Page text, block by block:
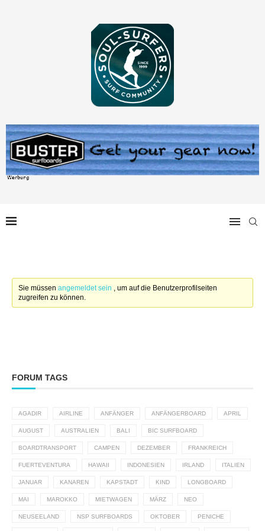
Sie müssenangemeldet sein , um auf die Benutzerprofilseiten
zugreifen zu können.
FORUM TAGS
AGADIR AIRLINE ANFÄNGER ANFÄNGERBOARD APRIL
AUGUST AUSTRALIEN BALI BIC SURFBOARD
BOARDTRANSPORT CAMPEN DEZEMBER FRANKREICH
FUERTEVENTURA HAWAII INDONESIEN IRLAND ITALIEN
JANUAR KANAREN KAPSTADT KIND LONGBOARD
MAI MAROKKO MIETWAGEN MÄRZ NEO
NEUSEELAND NSP SURFBOARDS OKTOBER PENICHE